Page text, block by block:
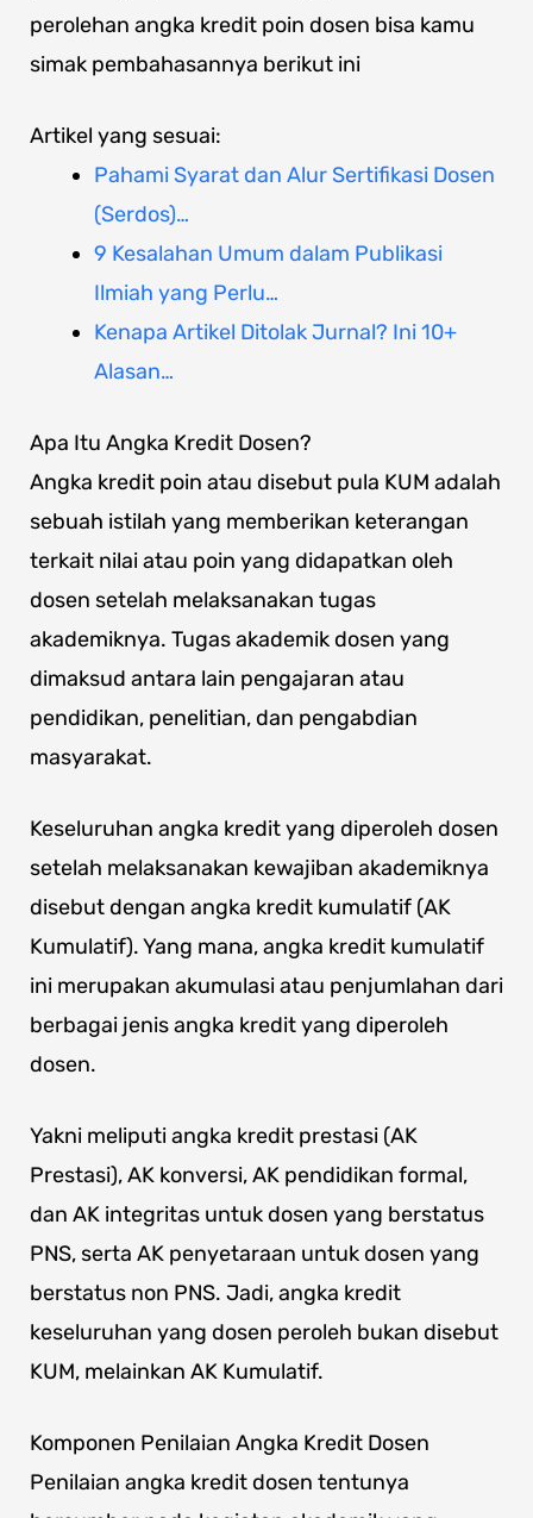
perolehan angka kredit poin dosen bisa kamu
simak pembahasannya berikut ini
Artikel yang sesuai:
Pahami Syarat dan Alur Sertifikasi Dosen
(Serdos)…
9 Kesalahan Umum dalam Publikasi
Ilmiah yang Perlu…
Kenapa Artikel Ditolak Jurnal? Ini 10+
Alasan…
Apa Itu Angka Kredit Dosen?
Angka kredit poin atau disebut pula KUM adalah
sebuah istilah yang memberikan keterangan
terkait nilai atau poin yang didapatkan oleh
dosen setelah melaksanakan tugas
akademiknya. Tugas akademik dosen yang
dimaksud antara lain pengajaran atau
pendidikan, penelitian, dan pengabdian
masyarakat.
Keseluruhan angka kredit yang diperoleh dosen
setelah melaksanakan kewajiban akademiknya
disebut dengan angka kredit kumulatif (AK
Kumulatif). Yang mana, angka kredit kumulatif
ini merupakan akumulasi atau penjumlahan dari
berbagai jenis angka kredit yang diperoleh
dosen.
Yakni meliputi angka kredit prestasi (AK
Prestasi), AK konversi, AK pendidikan formal,
dan AK integritas untuk dosen yang berstatus
PNS, serta AK penyetaraan untuk dosen yang
berstatus non PNS. Jadi, angka kredit
keseluruhan yang dosen peroleh bukan disebut
KUM, melainkan AK Kumulatif.
Komponen Penilaian Angka Kredit Dosen
Penilaian angka kredit dosen tentunya